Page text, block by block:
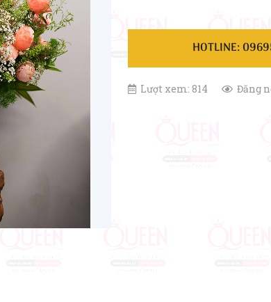
HOTLINE:
Lượt xem: 814 Đăng